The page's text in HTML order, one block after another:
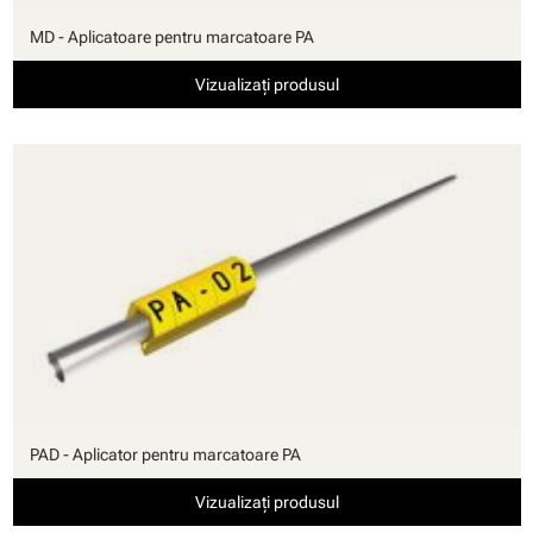
MD - Aplicatoare pentru marcatoare PA
Vizualizați produsul
PAD - Aplicator pentru marcatoare PA
Vizualizați produsul